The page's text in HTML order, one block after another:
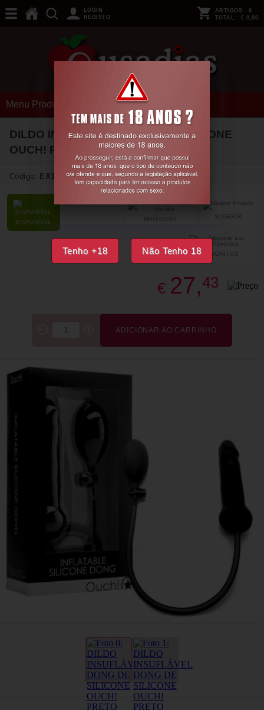
Tenho +18 Não Tenho 18
LOGIN
REGISTO
ARTIGOS: 0
TOTAL: € 0,00
Menu Produtos
DILDO INSUFLÁVEL DONG DE SILICONE
OUCH! PRETO
Código: EX10341
DISPONÍVEL
SUGERIR
PARTILHAR
FAVORITOS
€ 27,43
ADICIONAR AO CARRINHO